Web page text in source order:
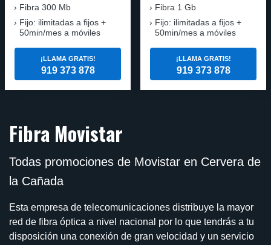
Fibra 300 Mb
Fijo: ilimitadas a fijos +
50min/mes a móviles
¡LLAMA GRATIS!
919 373 878
Fibra 1 Gb
Fijo: ilimitadas a fijos +
50min/mes a móviles
¡LLAMA GRATIS!
919 373 878
Fibra Movistar
Todas promociones de Movistar en Cervera de
la Cañada
Esta empresa de telecomunicaciones distribuye la mayor
red de fibra óptica a nivel nacional por lo que tendrás a tu
disposición una conexión de gran velocidad y un servicio